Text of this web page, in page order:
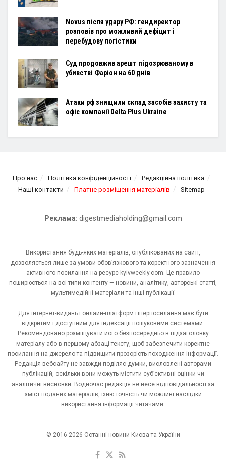
Novus після удару РФ: гендиректор
розповів про можливий дефіцит і
перебудову логістики
Суд продовжив арешт підозрюваному в
убивстві Фаріон на 60 днів
Атаки рф знищили склад засобів захисту та
офіс компанії Delta Plus Ukraine
Про нас Політика конфіденційності
Редакційна політика
Наші контакти
Платне розміщення матеріалів Sitemap
Реклама: digestmediaholding@gmail.com
Використання будь-яких матеріалів, опублікованих на сайті,
дозволяється лише за умови обов’язкового та коректного зазначення
активного посилання на ресурс kyivweekly.com. Це правило
поширюється на всі типи контенту — новини, аналітику, авторські статті,
мультимедійні матеріали та інші публікації.
Для інтернет-видань і онлайн-платформ гіперпосилання має бути
відкритим і доступним для індексації пошуковими системами.
Рекомендовано розміщувати його безпосередньо в підзаголовку
матеріалу або в першому абзаці тексту, щоб забезпечити коректне
посилання на джерело та підвищити прозорість походження інформації.
Редакція вебсайту не завжди поділяє думки, висловлені авторами
публікацій, оскільки вони можуть містити суб’єктивні оцінки чи
аналітичні висновки. Водночас редакція не несе відповідальності за
зміст поданих матеріалів, їхню точність чи можливі наслідки
використання інформації читачами.
© 2016-2026 Останні новини Києва та України